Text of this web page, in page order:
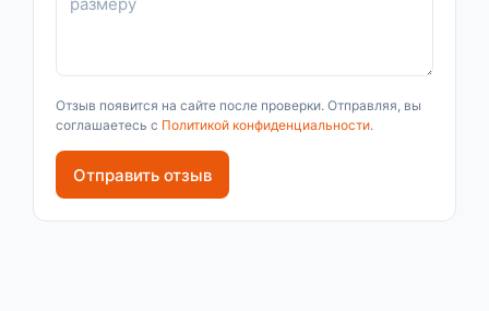
Отзыв появится на сайте после проверки. Отправляя, вы
соглашаетесь с Политикой конфиденциальности.
Отправить отзыв